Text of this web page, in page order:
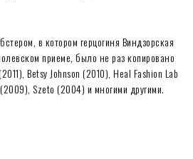
в котором герцогиня Виндзорская
приеме, было не раз копировано
Betsy Johnson (2010), Heal Fashion Lab
Szeto (2004) и многими другими.